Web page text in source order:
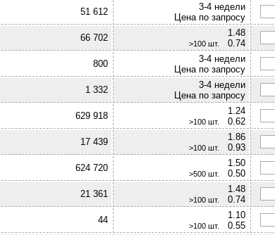
51 612
3-4 недели
Цена по запросу
66 702 1.48
>100 шт.
0.74
800
3-4 недели
Цена по запросу
1 332
3-4 недели
Цена по запросу
629 918 1.24
>100 шт.
0.62
17 439 1.86
>100 шт.
0.93
624 720 1.50
>500 шт.
0.50
21 361 1.48
>100 шт.
0.74
44 1.10
>100 шт.
0.55